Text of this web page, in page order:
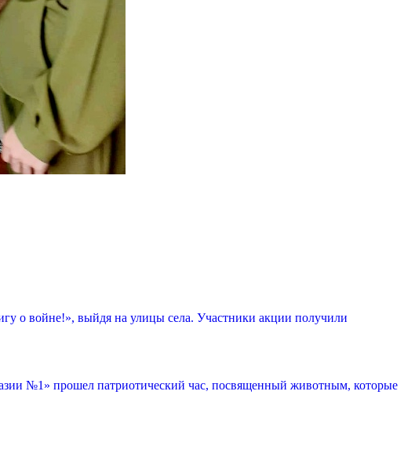
о войне!», выйдя на улицы села. Участники акции получили
№1» прошел патриотический час, посвященный животным, которые